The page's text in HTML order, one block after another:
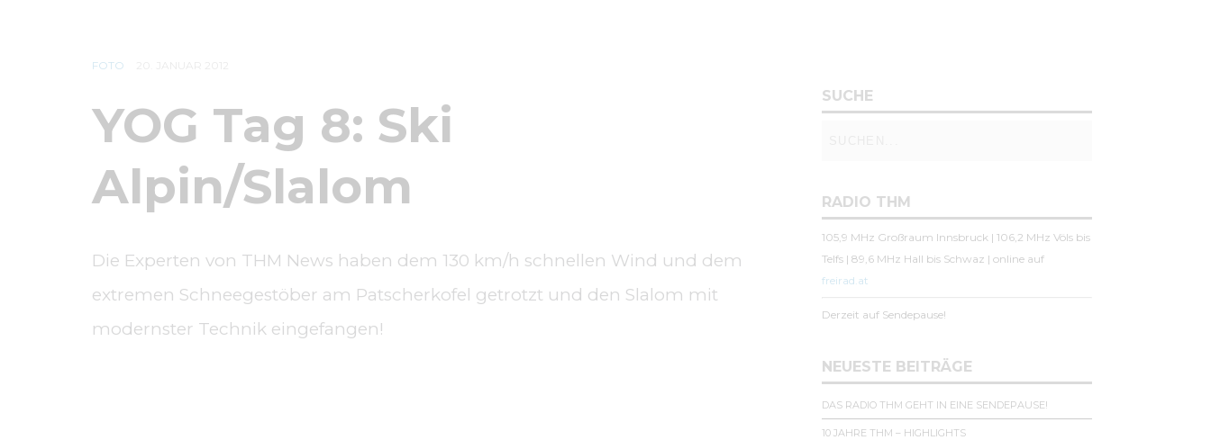
FOTO
YOG Tag 8: Ski
Alpin/Slalom
Die Experten von THM News haben dem 130 km/h schnellen Wind und dem
extremen Schneegestöber am Patscherkofel getrotzt und den Slalom mit
modernster Technik eingefangen!
SUCHE
RADIO THM
105,9 MHz Großraum Innsbruck | 106,2 MHz Völs bis
Telfs | 89,6 MHz Hall bis Schwaz | online auf
freirad.at
Derzeit auf Sendepause!
NEUESTE BEITRÄGE
DAS RADIO THM GEHT IN EINE SENDEPAUSE!
10 JAHRE THM – HIGHLIGHTS